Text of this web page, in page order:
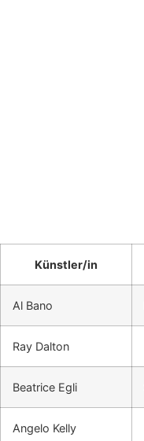
Künstler/in
Al Bano
Ray Dalton
Beatrice Egli
Angelo Kelly